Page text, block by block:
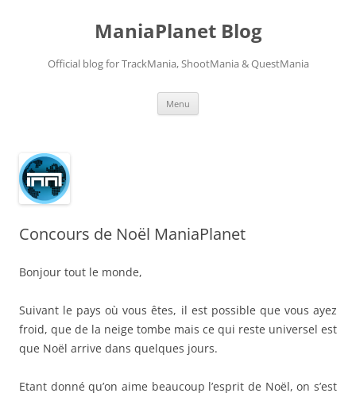
ManiaPlanet Blog
Official blog for TrackMania, ShootMania & QuestMania
Menu
Concours de Noël ManiaPlanet
Bonjour tout le monde,
Suivant le pays où vous êtes, il est possible que vous ayez
froid, que de la neige tombe mais ce qui reste universel est
que Noël arrive dans quelques jours.
Etant donné qu’on aime beaucoup l’esprit de Noël, on s’est